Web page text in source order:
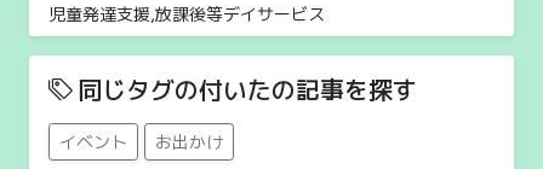
児童発達支援,放課後等デイサービス
同じタグの付いたの記事を探す
イベント
お出かけ